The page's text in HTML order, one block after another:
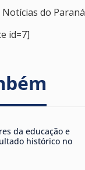
Notícias do Paraná
id=7]
da educação e
histórico no